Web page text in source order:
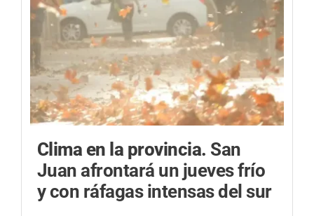
Clima en la provincia. San
Juan afrontará un jueves frío
y con ráfagas intensas del sur